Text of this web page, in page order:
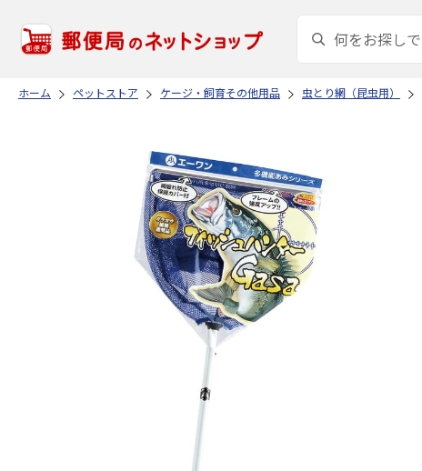
ホーム ペットストア ケージ・飼育その他用品 虫とり網（昆虫用）